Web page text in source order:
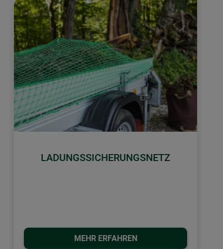
LADUNGSSICHERUNGSNETZ
MEHR ERFAHREN